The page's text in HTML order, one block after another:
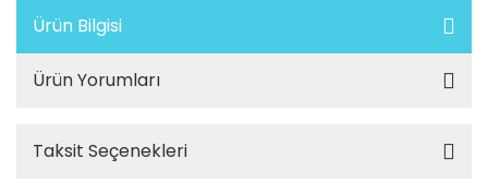
Ürün Bilgisi
Ürün Yorumları
Taksit Seçenekleri